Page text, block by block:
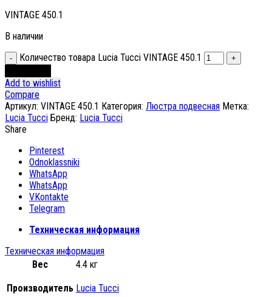
VINTAGE 450.1
В наличии
Количество товара Lucia Tucci VINTAGE 450.1
Add to wishlist
Compare
Артикул: VINTAGE 450.1 Категория: Люстра подвесная Метка:
Lucia Tucci Бренд: Lucia Tucci
Share
Pinterest
Odnoklassniki
WhatsApp
WhatsApp
VKontakte
Telegram
Техническая информация
Техническая информация
Вес
4.4 кг
Производитель Lucia Tucci